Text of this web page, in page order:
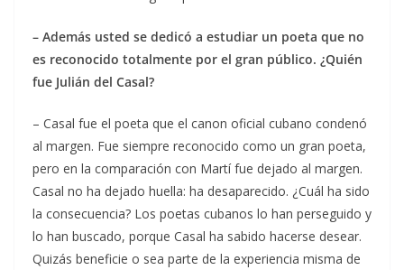
– Además usted se dedicó a estudiar un poeta que no
es reconocido totalmente por el gran público. ¿Quién
fue Julián del Casal?
– Casal fue el poeta que el canon oficial cubano condenó
al margen. Fue siempre reconocido como un gran poeta,
pero en la comparación con Martí fue dejado al margen.
Casal no ha dejado huella: ha desaparecido. ¿Cuál ha sido
la consecuencia? Los poetas cubanos lo han perseguido y
lo han buscado, porque Casal ha sabido hacerse desear.
Quizás beneficie o sea parte de la experiencia misma de